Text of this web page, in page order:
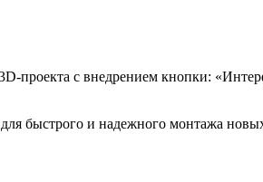
проекта c внедрением кнопки:
быстрого и надежного монтажа